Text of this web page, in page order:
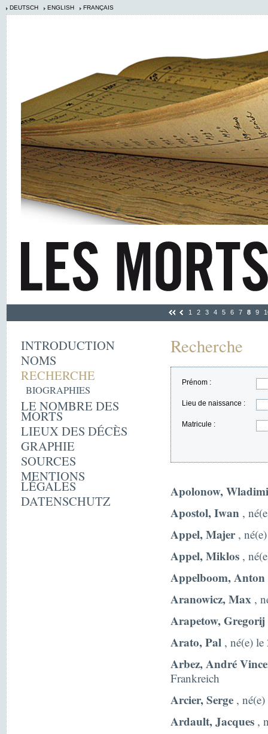
DEUTSCH ENGLISH FRANÇAIS
1 2 3 4 5 6 7 8 9
INTRODUCTION
NOMS
RECHERCHE
BIOGRAPHIES
LE NOMBRE DES
MORTS
LIEUX DES DÉCÈS
GRAPHIE
SOURCES
MENTIONS
LÉGALES
DATENSCHUTZ
Recherche
Prénom :
Lieu de naissance :
Matricule :
Apolonow,
Apostol, Iwan ,
Appel, Majer,
Appel, Miklos ,
Appelboom, Anton
Aranowicz, Max ,
Arapetow, Gregorij
Arato, Pal , né(e)
Arbez, André
Frankreich
Arcier, Serge ,
Ardault, Jacques ,